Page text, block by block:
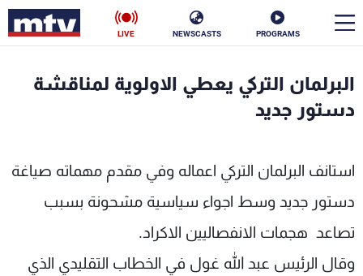
PROGRAMS
NEWSCASTS
LIVE
البرلمان التركي يعطي الاولوية لمناقشة
دستور جديد
استانف البرلمان التركي اعماله وفي مقدم مهماته صياغة
دستور جديد وسط اجواء سياسية مشحونة بسبب
تصاعد هجمات الانفصاليين الاكراد.
وقال الرئيس عبد الله غول في الخطاب التقليدي الذي
الأخبار
فن
منوعات رياضة
كأس العالم